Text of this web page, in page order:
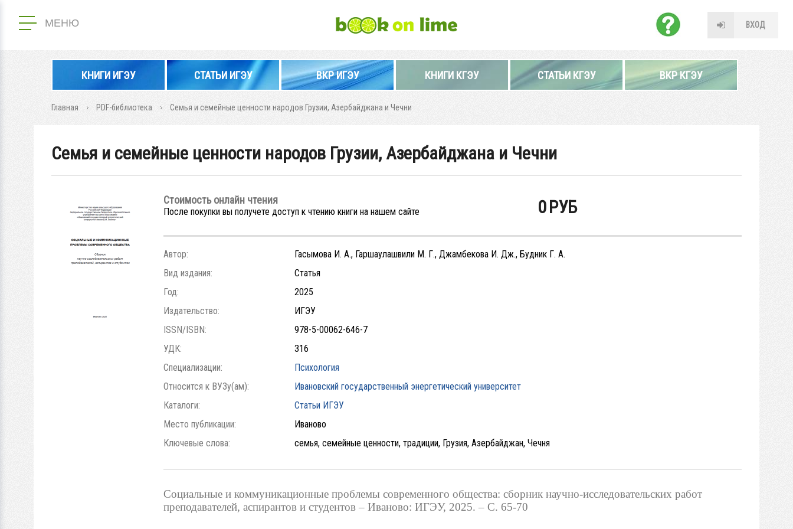
МЕНЮ ВХОД
КНИГИ ИГЭУ СТАТЬИ ИГЭУ ВКР ИГЭУ КНИГИ КГЭУ СТАТЬИ КГЭУ ВКР КГЭУ
Главная PDF-библиотека Семья и семейные ценности народов Грузии, Азербайджана и Чечни
Семья и семейные ценности народов Грузии, Азербайджана и Чечни
Стоимость онлайн чтения
После покупки вы получете доступ к чтению книги на нашем сайте 0РУБ
Автор:
Гасымова И. А., Гаршаулашвили М. Г., Джамбекова И. Дж., Будник Г. А.
Вид издания:
Статья
Год:
2025
Издательство:
ИГЭУ
ISSN/ISBN:
978-5-00062-646-7
УДК:
316
Специализации:
Психология
Относится к ВУЗу(ам):
Ивановский государственный энергетический университет
Каталоги:
Статьи ИГЭУ
Место публикации:
Иваново
Ключевые слова:
семья, семейные ценности, традиции, Грузия, Азербайджан, Чечня
Социальные и коммуникационные проблемы современного общества: сборник научно-исследовательских работ
преподавателей, аспирантов и студентов – Иваново: ИГЭУ, 2025. – С. 65-70